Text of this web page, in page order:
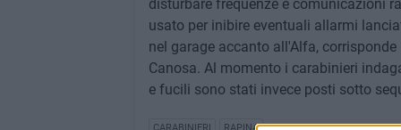
disturbare frequenze e comunicazioni
usato per inibire eventuali allarmi
nel garage accanto all'Alfa,
Canosa. Al momento i carabinieri
e fucili sono stati invece posti sotto